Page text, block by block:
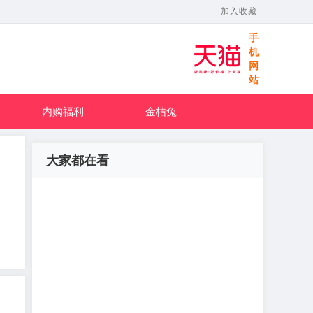
加入收藏
手
机
网
站
内购福利 金桔兔
大家都在看